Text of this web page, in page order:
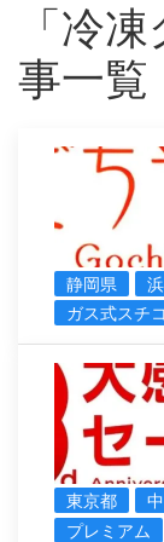
「冷
事一覧
静岡県
ガス式スチ
東京都
プレミアム